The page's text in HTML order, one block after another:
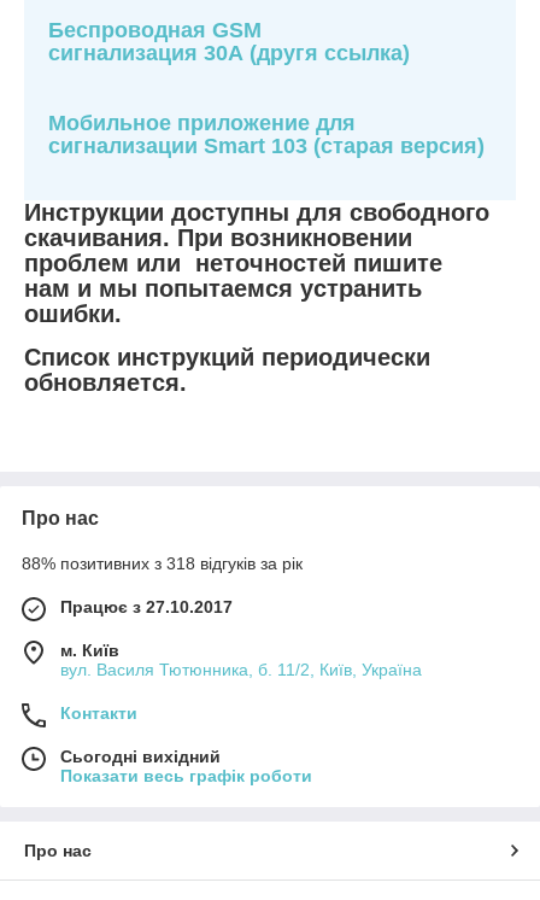
Беспроводная GSM
сигнализация 30А (другя ссылка)
Мобильное приложение для
сигнализации Smart 103 (старая версия)
Инструкции доступны для свободного
скачивания. При возникновении
проблем или неточностей пишите
нам и мы попытаемся устранить
ошибки.
Список инструкций периодически
обновляется.
Про нас
88% позитивних з 318 відгуків за рік
Працює з 27.10.2017
м. Київ
вул. Василя Тютюнника, б. 11/2, Київ, Україна
Контакти
Сьогодні вихідний
Показати весь графік роботи
Про нас